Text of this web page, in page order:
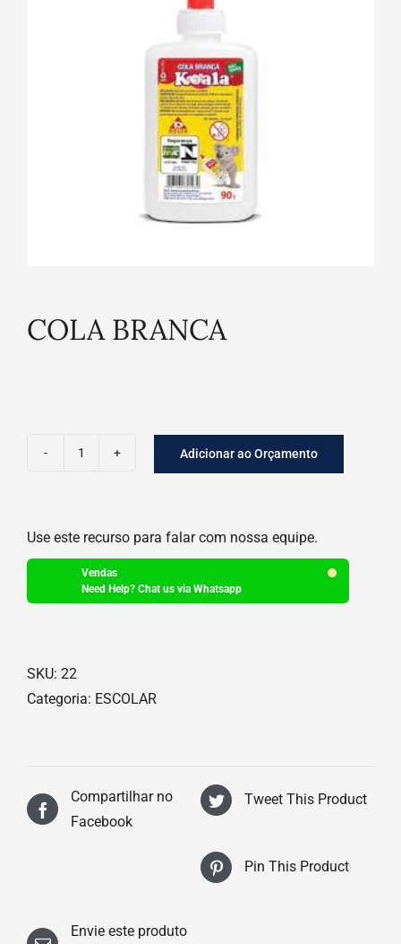
COLA BRANCA
Adicionar ao Orçamento
Use este recurso para falar com nossa equipe.
Vendas
Need Help? Chat us via Whatsapp
SKU: 22
Categoria: ESCOLAR
Compartilhar no
Facebook
Tweet This Product
Pin This Product
Envie este produto